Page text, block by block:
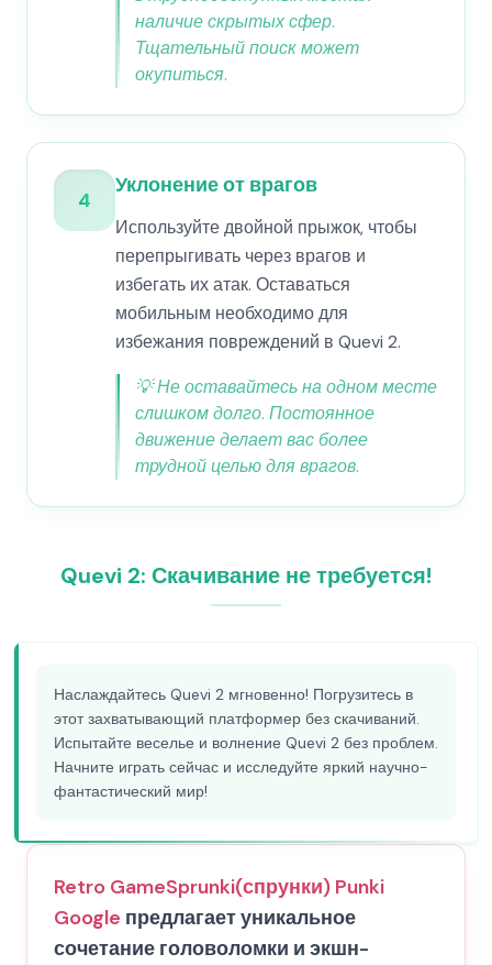
наличие скрытых сфер.
Тщательный поиск может
окупиться.
4
Уклонение от врагов
Используйте двойной прыжок, чтобы
перепрыгивать через врагов и
избегать их атак. Оставаться
мобильным необходимо для
избежания повреждений в Quevi 2.
💡Не оставайтесь на одном месте
слишком долго. Постоянное
движение делает вас более
трудной целью для врагов.
Quevi 2: Скачивание не требуется!
Наслаждайтесь Quevi 2 мгновенно! Погрузитесь в
этот захватывающий платформер без скачиваний.
Испытайте веселье и волнение Quevi 2 без проблем.
Начните играть сейчас и исследуйте яркий научно-
фантастический мир!
Retro GameSprunki(спрунки) Punki
Google предлагает уникальное
сочетание головоломки и экшн-